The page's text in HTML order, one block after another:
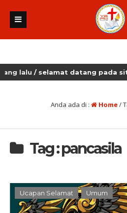
/ selamat datang pada situs
Anda ada di : Home/
Tag : pancasila
Ucapan Selamat Umum